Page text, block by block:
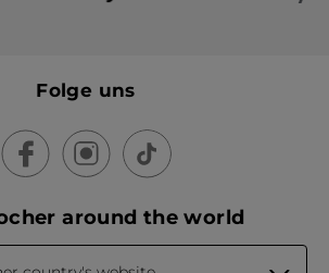
Folge uns
around the world